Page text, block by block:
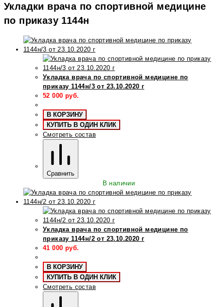
Укладки врача по спортивной медицине
по приказу 1144н
Укладка врача по спортивной медицине по
приказу 1144н/3 от 23.10.2020 г
52 000 руб.
В КОРЗИНУ
КУПИТЬ В ОДИН КЛИК
Смотреть состав
Сравнить
В наличии
Укладка врача по спортивной медицине по
приказу 1144н/2 от 23.10.2020 г
41 000 руб.
В КОРЗИНУ
КУПИТЬ В ОДИН КЛИК
Смотреть состав